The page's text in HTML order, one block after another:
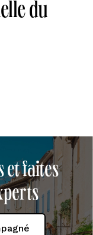
du
et faites